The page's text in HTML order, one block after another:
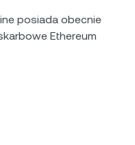
posiada obecnie
Ethereum